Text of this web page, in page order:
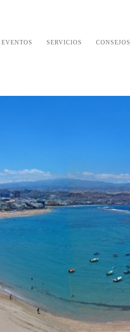
EVENTOS SERVICIOS CONSEJOS